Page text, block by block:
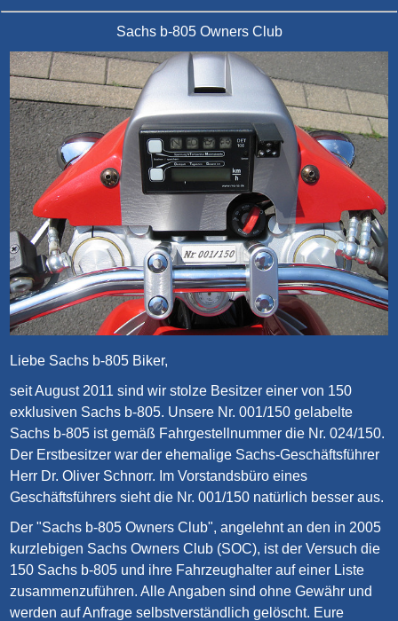
Sachs b-805 Owners Club
Liebe Sachs b-805 Biker,
seit August 2011 sind wir stolze Besitzer einer von 150
exklusiven Sachs b-805. Unsere Nr. 001/150 gelabelte
Sachs b-805 ist gemäß Fahrgestellnummer die Nr. 024/150.
Der Erstbesitzer war der ehemalige Sachs-Geschäftsführer
Herr Dr. Oliver Schnorr. Im Vorstandsbüro eines
Geschäftsführers sieht die Nr. 001/150 natürlich besser aus.
Der "Sachs b-805 Owners Club", angelehnt an den in 2005
kurzlebigen Sachs Owners Club (SOC), ist der Versuch die
150 Sachs b-805 und ihre Fahrzeughalter auf einer Liste
zusammenzuführen. Alle Angaben sind ohne Gewähr und
werden auf Anfrage selbstverständlich gelöscht. Eure